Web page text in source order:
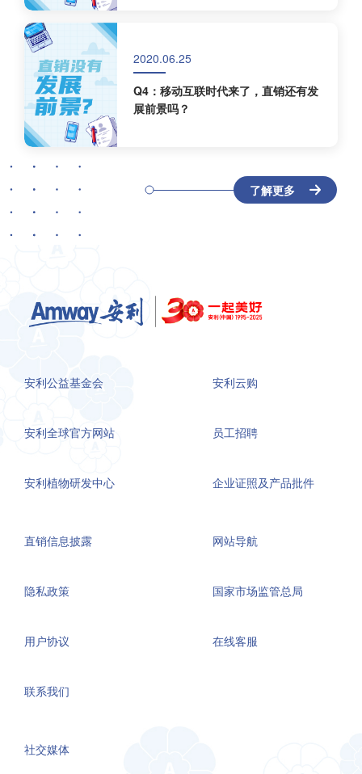
2020.06.25
Q4：移动互联时代来了，直销还有发
展前景吗？
了解更多
安利公益基金会
安利全球官方网站
安利植物研发中心
安利云购
员工招聘
企业证照及产品批件
直销信息披露
隐私政策
用户协议
联系我们
网站导航
国家市场监管总局
在线客服
社交媒体